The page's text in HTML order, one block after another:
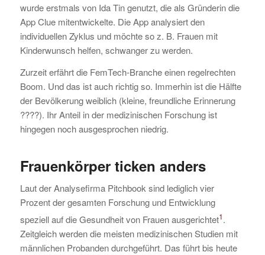
wurde erstmals von Ida Tin genutzt, die als Gründerin die
App Clue mitentwickelte. Die App analysiert den
individuellen Zyklus und möchte so z. B. Frauen mit
Kinderwunsch helfen, schwanger zu werden.
Zurzeit erfährt die FemTech-Branche einen regelrechten
Boom. Und das ist auch richtig so. Immerhin ist die Hälfte
der Bevölkerung weiblich (kleine, freundliche Erinnerung
????). Ihr Anteil in der medizinischen Forschung ist
hingegen noch ausgesprochen niedrig.
Frauenkörper ticken anders
Laut der Analysefirma Pitchbook sind lediglich vier
Prozent der gesamten Forschung und Entwicklung
speziell auf die Gesundheit von Frauen ausgerichtet1.
Zeitgleich werden die meisten medizinischen Studien mit
männlichen Probanden durchgeführt. Das führt bis heute